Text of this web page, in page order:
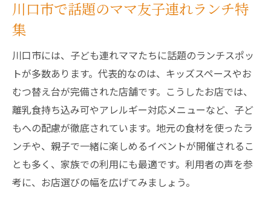
川口市で話題のママ友子連れランチ特
集
川口市には、子ども連れママたちに話題のランチスポッ
トが多数あります。代表的なのは、キッズスペースやお
むつ替え台が完備された店舗です。こうしたお店では、
離乳食持ち込み可やアレルギー対応メニューなど、子ど
もへの配慮が徹底されています。地元の食材を使ったラ
ンチや、親子で一緒に楽しめるイベントが開催されるこ
とも多く、家族での利用にも最適です。利用者の声を参
考に、お店選びの幅を広げてみましょう。